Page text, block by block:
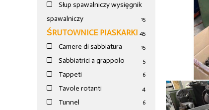
Słup spawalniczy wysięgnik
spawalniczy
15
ŚRUTOWNICE PIASKARKI 45
Camere di sabbiatura 15
Sabbiatrici a grappolo 5
Tappeti 6
Tavole rotanti 4
Tunnel 6